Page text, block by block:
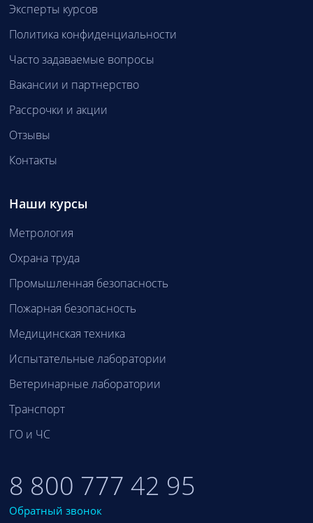
Эксперты курсов
Политика конфиденциальности
Часто задаваемые вопросы
Вакансии и партнерство
Рассрочки и акции
Отзывы
Контакты
Наши курсы
Метрология
Охрана труда
Промышленная безопасность
Пожарная безопасность
Медицинская техника
Испытательные лаборатории
Ветеринарные лаборатории
Транспорт
ГО и ЧС
8 800 777 42 95
Обратный звонок